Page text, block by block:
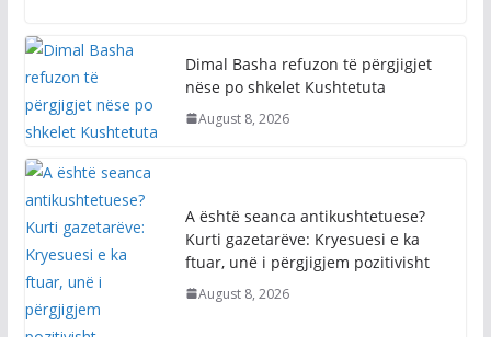
Dimal Basha refuzon të përgjigjet
nëse po shkelet Kushtetuta
August 8, 2026
A është seanca antikushtetuese?
Kurti gazetarëve: Kryesuesi e ka
ftuar, unë i përgjigjem pozitivisht
August 8, 2026